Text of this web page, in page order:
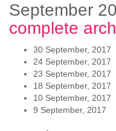
September
complete
30 September, 2017
24 September, 2017
23 September, 2017
18 September, 2017
10 September, 2017
9 September, 2017